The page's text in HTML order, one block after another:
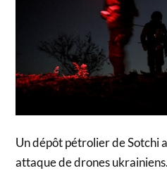
Un dépôt pétrolier de Sotchi
attaque de drones